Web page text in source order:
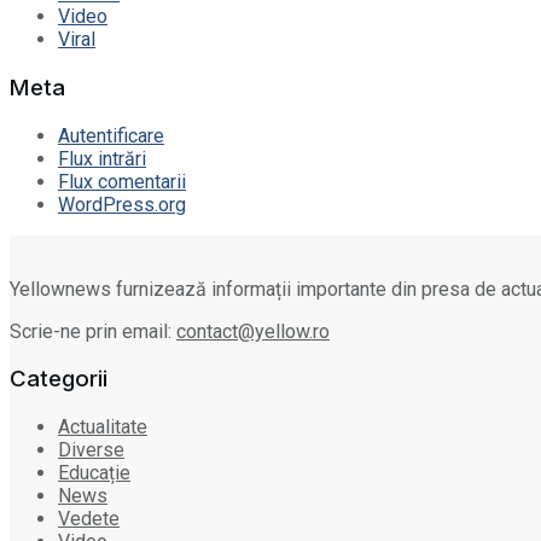
Video
Viral
Meta
Autentificare
Flux intrări
Flux comentarii
WordPress.org
Yellownews furnizează informații importante din presa de
Scrie-ne prin email: contact@yellow.ro
Categorii
Actualitate
Diverse
Educație
News
Vedete